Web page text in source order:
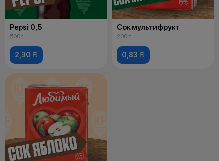
Pepsi 0,5
500 г
2,90 
Сок мультифрукт
200 г
0,83 